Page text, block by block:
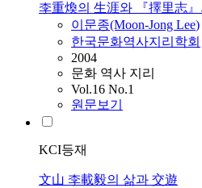
李重煥의 生涯와 『擇里志
이문종(Moon-Jong Lee)
한국문화역사지리학회
2004
문화 역사 지리
Vol.16 No.1
원문보기
KCI등재
文山 李載毅의 삶과 交遊